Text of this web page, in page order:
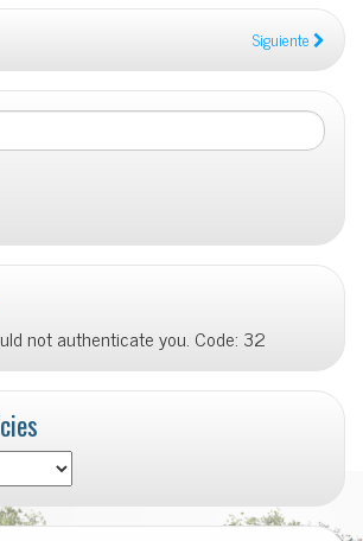
Siguiente
not authenticate you. Code: 32